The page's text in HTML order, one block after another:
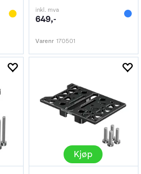
inkl. mva
649,-
Varenr 170501
Kjøp